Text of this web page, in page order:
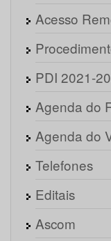
Acesso
PDI 2021-
Agenda do
Agenda do
Telefones
Editais
Ascom